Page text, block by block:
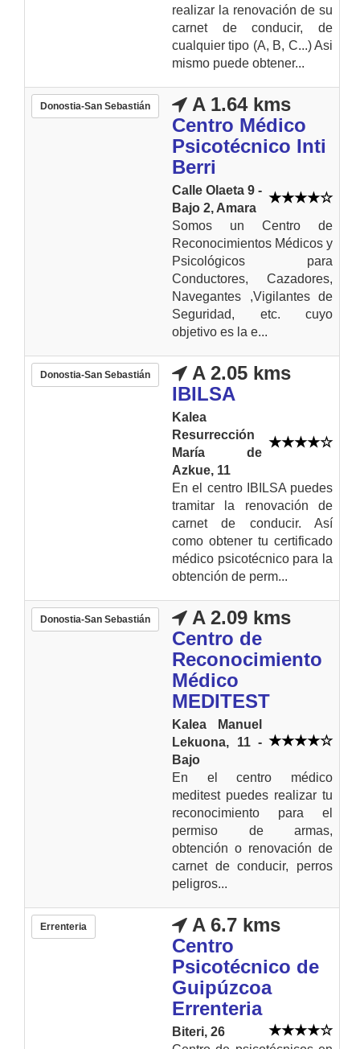
realizar la renovación de su
carnet de conducir, de
cualquier tipo (A, B, C...) Asi
mismo puede obtener...
Donostia-San Sebastián
A 1.64 kms
Centro Médico
Psicotécnico Inti
Berri
Calle Olaeta 9 -
Bajo 2, Amara
Somos un Centro de
Reconocimientos Médicos y
Psicológicos para
Conductores, Cazadores,
Navegantes ,Vigilantes de
Seguridad, etc. cuyo
objetivo es la e...
Donostia-San Sebastián
A 2.05 kms
IBILSA
Kalea
Resurrección
María de
Azkue, 11
En el centro IBILSA puedes
tramitar la renovación de
carnet de conducir. Así
como obtener tu certificado
médico psicotécnico para la
obtención de perm...
Donostia-San Sebastián
A 2.09 kms
Centro de
Reconocimiento
Médico
MEDITEST
Kalea Manuel
Lekuona, 11 -
Bajo
En el centro médico
meditest puedes realizar tu
reconocimiento para el
permiso de armas,
obtención o renovación de
carnet de conducir, perros
peligros...
Errenteria
A 6.7 kms
Centro
Psicotécnico de
Guipúzcoa
Errenteria
Biteri, 26